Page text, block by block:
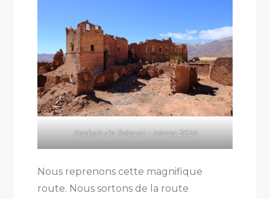
Kasbah de Telouet – Maroc 2024
Nous reprenons cette magnifique
route. Nous sortons de la route